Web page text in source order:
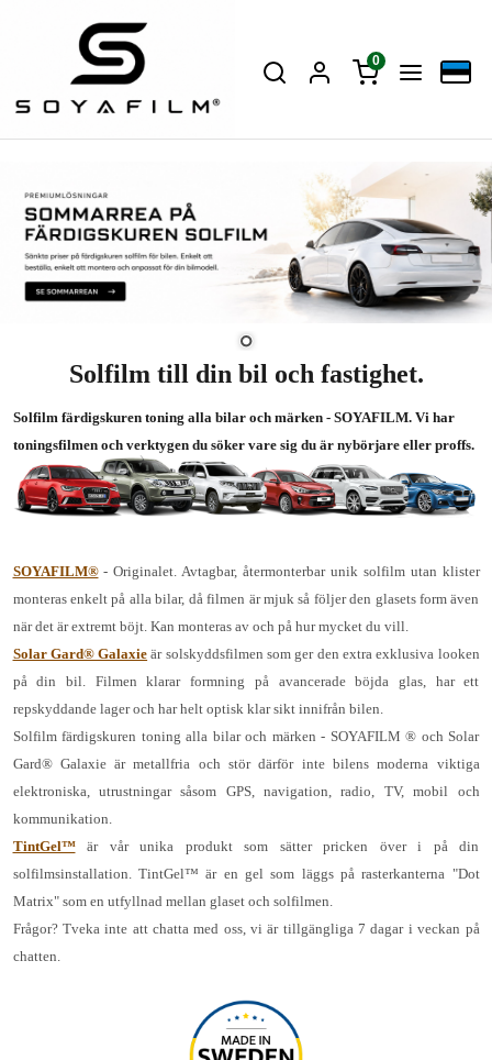
0
Solfilm till din bil och fastighet.
Solfilm färdigskuren toning alla bilar och märken - SOYAFILM. Vi har
toningsfilmen och verktygen du söker vare sig du är nybörjare eller proffs.
SOYAFILM®- Originalet. Avtagbar, återmonterbar unik solfilm utan klister
monteras enkelt på alla bilar, då filmen är mjuk så följer den glasets form även
när det är extremt böjt. Kan monteras av och på hur mycket du vill.
Solar Gard® Galaxie är solskyddsfilmen som ger den extra exklusiva looken
på din bil. Filmen klarar formning på avancerade böjda glas, har ett
repskyddande lager och har helt optisk klar sikt innifrån bilen.
Solfilm färdigskuren toning alla bilar och märken - SOYAFILM ® och Solar
Gard® Galaxie är metallfria och stör därför inte bilens moderna viktiga
elektroniska, utrustningar såsom GPS, navigation, radio, TV, mobil och
kommunikation.
TintGel™är vår unika produkt som sätter pricken över i på din
solfilmsinstallation. TintGel™ är en gel som läggs på rasterkanterna "Dot
Matrix" som en utfyllnad mellan glaset och solfilmen.
Frågor? Tveka inte att chatta med oss, vi är tillgängliga 7 dagar i veckan på
chatten.